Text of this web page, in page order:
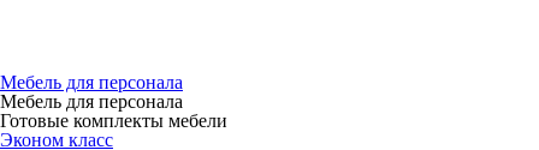
Мебель для персонала
Мебель для персонала
Готовые комплекты мебели
Эконом класс